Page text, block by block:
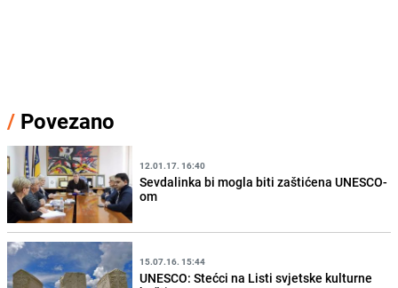
/ Povezano
12.01.17. 16:40
Sevdalinka bi mogla biti zaštićena UNESCO-
om
15.07.16. 15:44
UNESCO: Stećci na Listi svjetske kulturne